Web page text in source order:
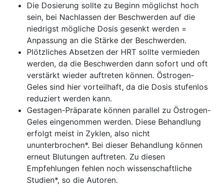
Die Dosierung sollte zu Beginn möglichst hoch
sein, bei Nachlassen der Beschwerden auf die
niedrigst mögliche Dosis gesenkt werden =
Anpassung an die Stärke der Beschwerden.
Plötzliches Absetzen der HRT sollte vermieden
werden, da die Beschwerden dann sofort und oft
verstärkt wieder auftreten können. Östrogen-
Geles sind hier vorteilhaft, da die Dosis stufenlos
reduziert werden kann.
Gestagen-Präparate können parallel zu Östrogen-
Geles eingenommen werden. Diese Behandlung
erfolgt meist in Zyklen, also nicht
ununterbrochen*. Bei dieser Behandlung können
erneut Blutungen auftreten. Zu diesen
Empfehlungen fehlen noch wissenschaftliche
Studien*, so die Autoren.